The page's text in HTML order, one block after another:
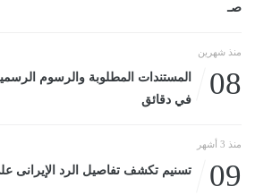
صـ
منذ شهرين
08
المستندات المطلوبة والرسوم
في دقائق
منذ 3 أشهر
09 تسنيم تكشف تفاصيل الرد الإيرانى